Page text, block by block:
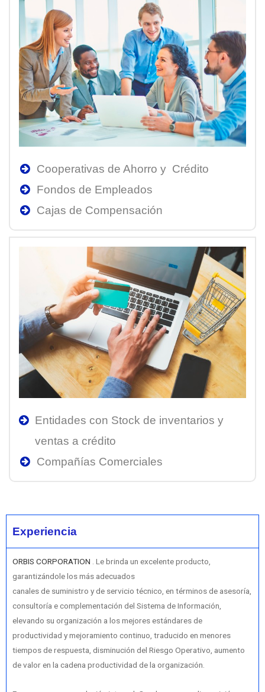
Cooperativas de Ahorro y Crédito
Fondos de Empleados
Cajas de Compensación
Entidades con Stock de inventarios y
ventas a crédito
Compañías Comerciales
Experiencia
ORBIS CORPORATION . Le brinda un excelente producto,
garantizándole los más adecuados
canales de suministro y de servicio técnico, en términos de asesoría,
consultoría e complementación del Sistema de Información,
elevando su organización a los mejores estándares de
productividad y mejoramiento continuo, traducido en menores
tiempos de respuesta, disminución del Riesgo Operativo, aumento
de valor en la cadena productividad de la organización.